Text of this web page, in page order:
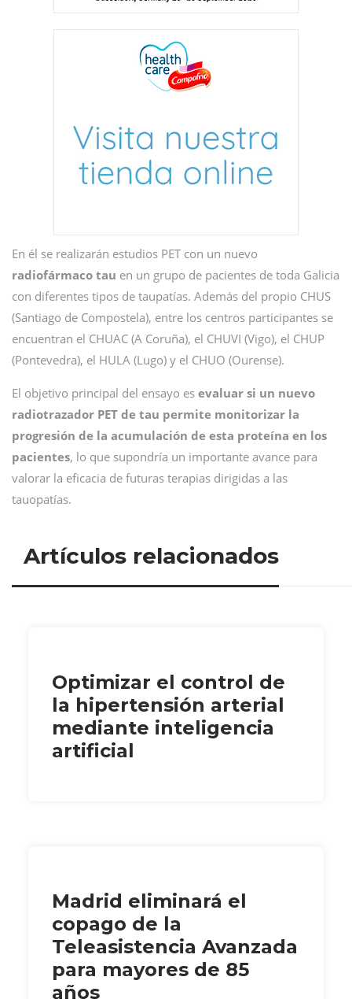
En él se realizarán estudios PET con un nuevo
radiofármaco tau en un grupo de pacientes de toda Galicia
con diferentes tipos de taupatías. Además del propio CHUS
(Santiago de Compostela), entre los centros participantes se
encuentran el CHUAC (A Coruña), el CHUVI (Vigo), el CHUP
(Pontevedra), el HULA (Lugo) y el CHUO (Ourense).
El objetivo principal del ensayo es evaluar si un nuevo
radiotrazador PET de tau permite monitorizar la
progresión de la acumulación de esta proteína en los
pacientes, lo que supondría un importante avance para
valorar la eficacia de futuras terapias dirigidas a las
tauopatías.
Artículos relacionados
Optimizar el control de
la hipertensión arterial
mediante inteligencia
artificial
Madrid eliminará el
copago de la
Teleasistencia Avanzada
para mayores de 85
años